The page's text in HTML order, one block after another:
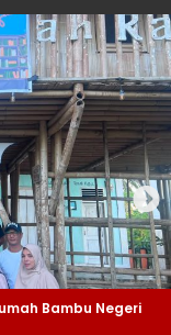
Bambu Negeri